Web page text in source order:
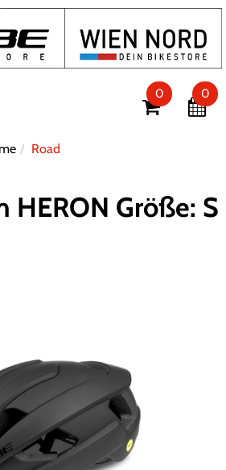
0 0
Road
HERON Größe: S